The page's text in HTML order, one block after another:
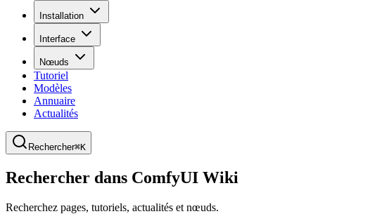
Installation
Interface
Nœuds
Tutoriel
Modèles
Annuaire
Actualités
Rechercher⌘K
Rechercher dans ComfyUI Wiki
Recherchez pages, tutoriels, actualités et nœuds.